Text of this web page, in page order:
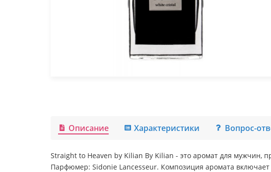
Описание Характеристики Вопрос-
Straight to Heaven by Kilian By Kilian - это аромат для мужчин,
Парфюмер: Sidonie Lancesseur. Композиция аромата